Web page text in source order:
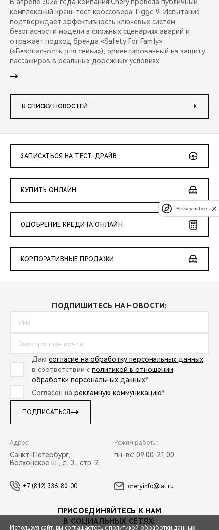
В апреле 2026 года компания Chery провела публичный
комплексный краш-тест кроссовера Tiggo 9. Испытание
подтверждает эффективность ключевых систем
безопасности модели в сложных сценариях аварий и
отражает подход бренда «Safety For Family»
(«Безопасность для семьи»), ориентированный на защиту
пассажиров в реальных дорожных условиях.
К СПИСКУ НОВОСТЕЙ
ЗАПИСАТЬСЯ НА ТЕСТ-ДРАЙВ
КУПИТЬ ОНЛАЙН
ОДОБРЕНИЕ КРЕДИТА ОНЛАЙН
КОРПОРАТИВНЫЕ ПРОДАЖИ
ПОДПИШИТЕСЬ НА НОВОСТИ:
Даю согласие на обработку персональных данных
в соответствии с политикой в отношении
обработки персональных данных*
Согласен на рекламную коммуникацию*
ПОДПИСАТЬСЯ
Адрес:
Санкт-Петербург,
Волхонское ш., д. 3., стр. 2
Режим работы:
пн-вс: 09:00-21:00
+7 (812) 336-80-00 cheryinfo@iat.ru
ПРИСОЕДИНЯЙТЕСЬ К НАМ
В СОЦИАЛЬНЫХ СЕТЯХ:
Используя сайт, вы соглашаетесь с политикой обработки данных
Privacy notice